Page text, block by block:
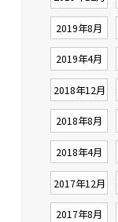
2019年8月
2019年4月
2018年12月
2018年8月
2018年4月
2017年12月
2017年8月